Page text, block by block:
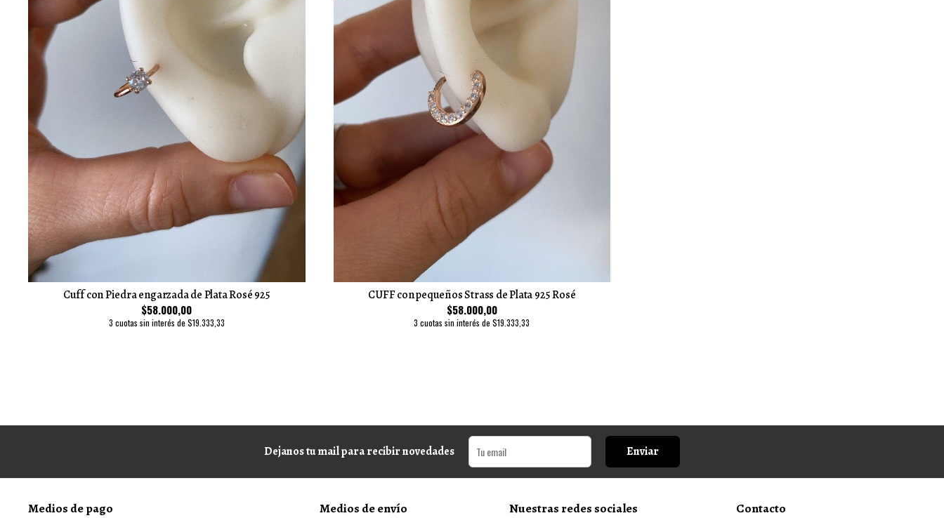
Cuff con Piedra engarzada de Plata Rosé 925
$58.000,00
3 cuotas sin interés de $19.333,33
CUFF con pequeños Strass de Plata 925 Rosé
$58.000,00
3 cuotas sin interés de $19.333,33
Dejanos tu mail para recibir novedades Enviar
Medios de pago Medios de envío Nuestras redes sociales Contacto